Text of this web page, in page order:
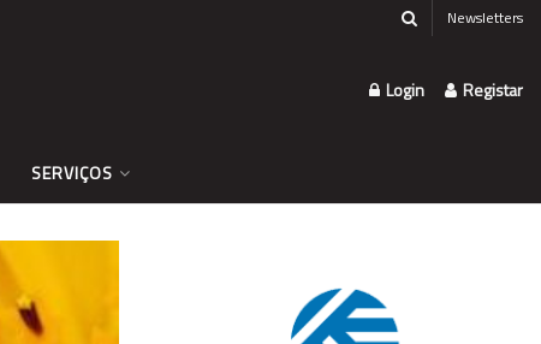
Newsletters
Login Registar
SERVIÇOS